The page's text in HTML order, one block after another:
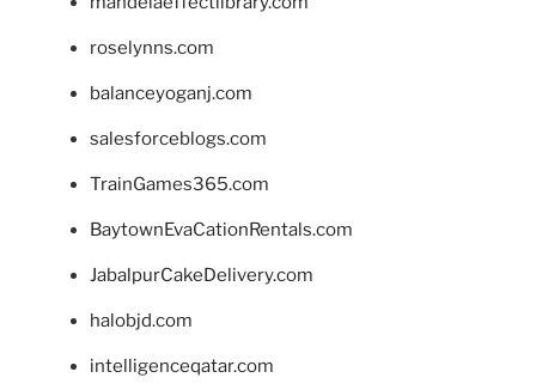
roselynns.com
balanceyoganj.com
salesforceblogs.com
TrainGames365.com
BaytownEvaCationRentals.com
JabalpurCakeDelivery.com
halobjd.com
intelligenceqatar.com